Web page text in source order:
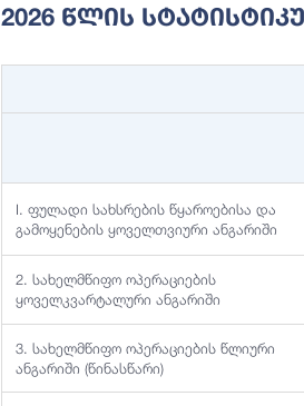
2026 Წლის
I. ფულადი სახსრების წყაროებისა და
გამოყენების ყოველთვიური ანგარიში
2. სახელმწიფო ოპერაციების
ყოველკვარტალური ანგარიში
3. სახელმწიფო ოპერაციების წლიური
ანგარიში (წინასწარი)